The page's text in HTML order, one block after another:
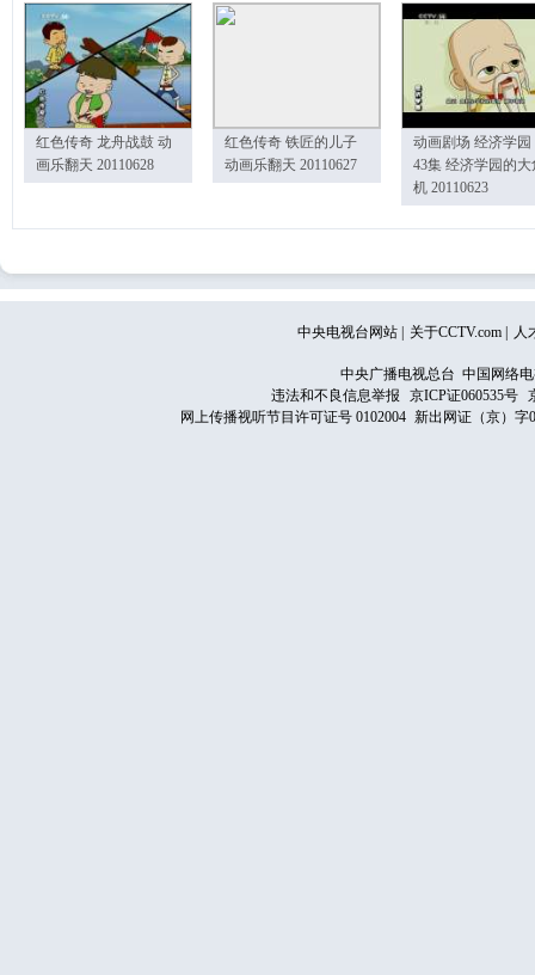
红色传奇 龙舟战鼓 动
画乐翻天 20110628
红色传奇 铁匠的儿子
动画乐翻天 20110627
动画剧场 经济学园
43集 经济学园的大
机 20110623
中央电视台网站 关于CCTV.com 人
中央广播电视总台 中国网络
违法和不良信息举报
京ICP证060535号
网上传播视听节目许可证号 0102004 新出网证（京）